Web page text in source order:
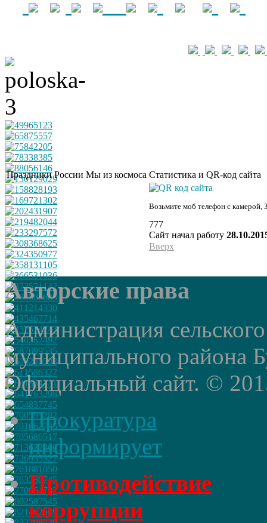
Праздники России Мы из космоса Статистика и QR-код сайта
Возьмите моб телефон с камерой,
777
Сайт начал работу
Вверх
Авторские права
Администрация
муниципального района
Официальный сайт. ©
Прокуратура
информирует
Противодействие
коррупции